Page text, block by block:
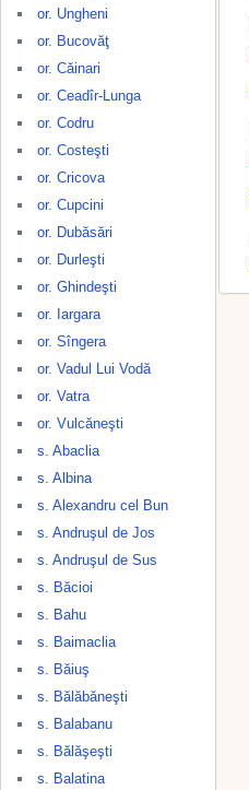
or. Ungheni
or. Bucovăţ
or. Căinari
or. Ceadîr-Lunga
or. Codru
or. Costeşti
or. Cricova
or. Cupcini
or. Dubăsări
or. Durleşti
or. Ghindeşti
or. Iargara
or. Sîngera
or. Vadul Lui Vodă
or. Vatra
or. Vulcăneşti
s. Abaclia
s. Albina
s. Alexandru cel Bun
s. Andruşul de Jos
s. Andruşul de Sus
s. Băcioi
s. Bahu
s. Baimaclia
s. Băiuş
s. Bălăbăneşti
s. Balabanu
s. Bălăşeşti
s. Balatina